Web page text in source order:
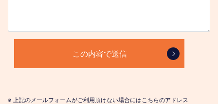
※ 上記のメールフォームがご利用頂けない場合にはこちらのアドレス